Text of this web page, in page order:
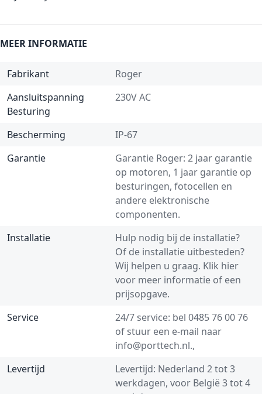
MEER INFORMATIE
Fabrikant
Roger
Aansluitspanning
Besturing
230V AC
Bescherming
IP-67
Garantie
Garantie Roger: 2 jaar garantie
op motoren, 1 jaar garantie op
besturingen, fotocellen en
andere elektronische
componenten.
Installatie
Hulp nodig bij de installatie?
Of de installatie uitbesteden?
Wij helpen u graag. Klik hier
voor meer informatie of een
prijsopgave.
Service
24/7 service: bel 0485 76 00 76
of stuur een e-mail naar
info@porttech.nl.,
Levertijd
Levertijd: Nederland 2 tot 3
werkdagen, voor België 3 tot 4